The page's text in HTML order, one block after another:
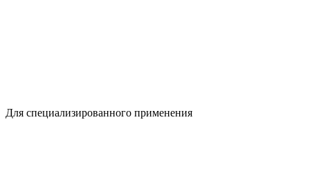
Для специализированного применения